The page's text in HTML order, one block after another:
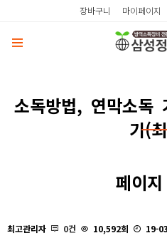
장바구니 마이페이지
소독방법, 연막소독
기(
페이
최고관리자 0건 10,592회 19-